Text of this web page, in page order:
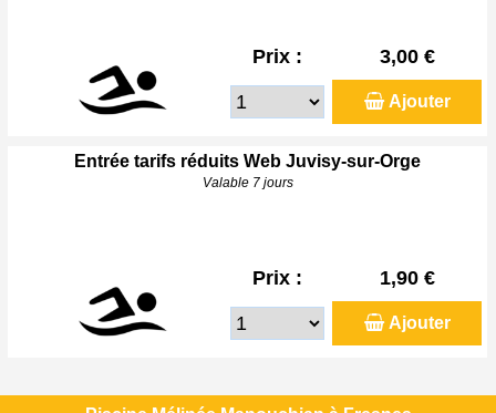
Prix : 3,00 €
Ajouter
Entrée tarifs réduits Web Juvisy-sur-Orge
Valable 7 jours
Prix : 1,90 €
Ajouter